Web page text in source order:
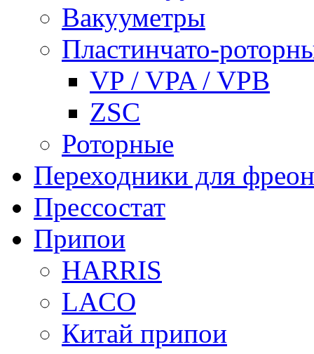
Вакууметры
Пластинчато-
VP / VPA / VPB
ZSC
Роторные
Переходники для
Прессостат
Припои
HARRIS
LACO
Китай припои